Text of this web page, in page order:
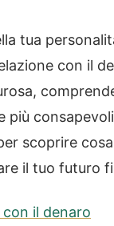
tua
con il
più
scoprire
il tuo futuro
il denaro